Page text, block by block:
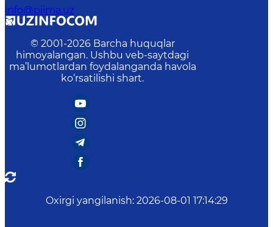
info@piima.uz
© 2001-2026 Barcha huquqlar
himoyalangan. Ushbu veb-saytdagi
ma’lumotlardan foydalanganda havola
ko‘rsatilishi shart.
Oxirgi yangilanish: 2026-08-01 17:14:29